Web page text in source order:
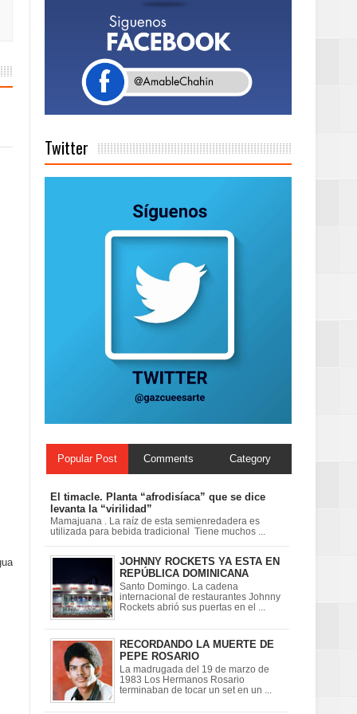
días a
Twitter
Popular Post Comments Category
El timacle. Planta “afrodisíaca” que se dice
levanta la “virilidad”
Mamajuana . La raíz de esta semienredadera es
utilizada para bebida tradicional Tiene muchos ...
JOHNNY ROCKETS YA ESTA EN
REPÚBLICA DOMINICANA
Santo Domingo. La cadena
internacional de restaurantes Johnny
Rockets abrió sus puertas en el ...
RECORDANDO LA MUERTE DE
PEPE ROSARIO
La madrugada del 19 de marzo de
1983 Los Hermanos Rosario
terminaban de tocar un set en un ...